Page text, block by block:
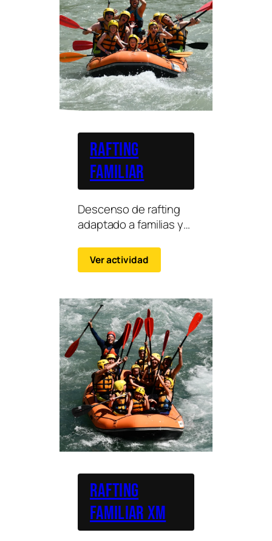
Rafting
Familiar
Descenso de rafting
adaptado a familias y
tramos accesibles del
río Ésera.
Ver actividad
Rafting
Familiar XM